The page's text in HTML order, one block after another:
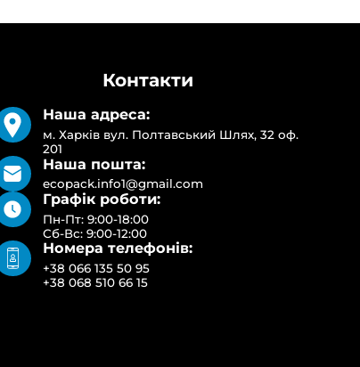
Контакти
Наша адреса:
м. Харків вул. Полтавський Шлях, 32 оф.
201
Наша пошта:
ecopack.info1@gmail.com
Графік роботи:
Пн-Пт: 9:00-18:00
Сб-Вс: 9:00-12:00
Номера телефонів:
+38 066 135 50 95
+38 068 510 66 15